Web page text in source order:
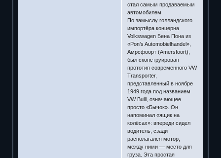
стал самым продаваемым
автомобилем.
По замыслу голландского
импортёра концерна
Volkswagen Бена Пона из
«Pon’s Automobielhandel»,
Амрсфоорт (Amersfoort),
был сконструирован
прототип современного VW
Transporter,
представленный в ноябре
1949 года под названием
VW Bulli, означающее
просто «Бычок». Он
напоминал «ящик на
колёсах»: впереди сидел
водитель, сзади
располагался мотор,
между ними — место для
груза. Эта простая